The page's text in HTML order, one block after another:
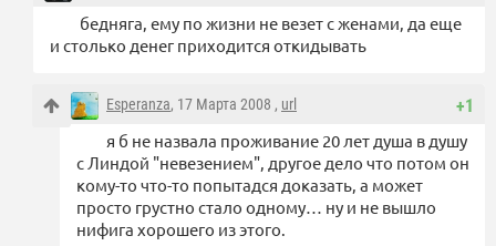
бедняга, ему по жизни не везет с женами, да еще
и столько денег приходится откидывать
+1
Esperanza, 17 Марта 2008 , url
я б не назвала проживание 20 лет душа в душу
с Линдой "невезением", другое дело что потом он
кому-то что-то попытадся доказать, а может
просто грустно стало одному… ну и не вышло
нифига хорошего из этого.